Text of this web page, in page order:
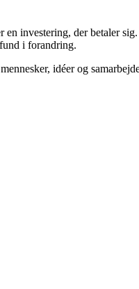
investering, der betaler
i forandring.
idéer og